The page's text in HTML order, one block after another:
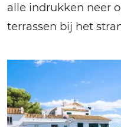
alle indrukken neer
terrassen bij het